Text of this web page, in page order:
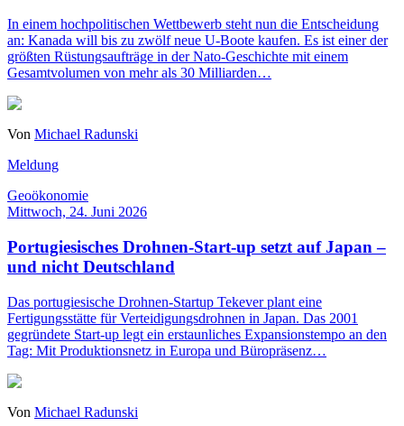
In einem hochpolitischen Wettbewerb steht nun die Entscheidung
an: Kanada will bis zu zwölf neue U-Boote kaufen. Es ist einer der
größten Rüstungsaufträge in der Nato-Geschichte mit einem
Gesamtvolumen von mehr als 30 Milliarden…
Von Michael Radunski
Meldung
Geoökonomie
Mittwoch, 24. Juni 2026
Portugiesisches Drohnen-Start-up setzt auf Japan –
und nicht Deutschland
Das portugiesische Drohnen-Startup Tekever plant eine
Fertigungsstätte für Verteidigungsdrohnen in Japan. Das 2001
gegründete Start-up legt ein erstaunliches Expansionstempo an den
Tag: Mit Produktionsnetz in Europa und Büropräsenz…
Von Michael Radunski